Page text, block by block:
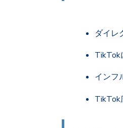
ダイレ
TikTok
インフ
TikTok